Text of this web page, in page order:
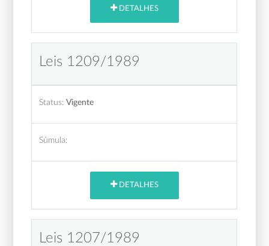
DETALHES
Leis 1209/1989
Status: Vigente
Súmula:
DETALHES
Leis 1207/1989